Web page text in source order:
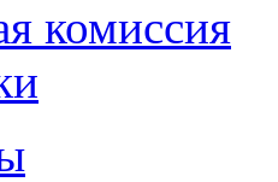
комиссия